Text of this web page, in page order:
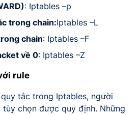
: Iptables –p
trong chain:Iptables –L
chain: Iptables –F
về 0: Iptables –Z
rule
tắc trong Iptables, người
chọn được quy định. Những